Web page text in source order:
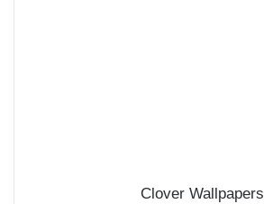
Clover Wallpapers